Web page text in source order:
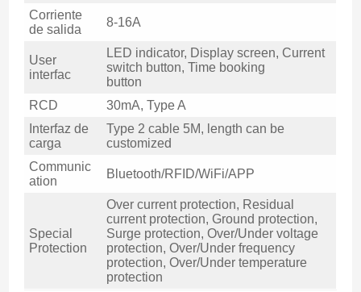
Corriente
de salida
8-16A
User
interfac
LED indicator, Display screen, Current
switch button, Time booking
button
RCD
30mA, Type A
Interfaz de
carga
Type 2 cable 5M, length can be
customized
Communic
ation
Bluetooth/RFID/WiFi/APP
Special
Protection
Over current protection, Residual
current protection, Ground protection,
Surge protection, Over/Under voltage
protection, Over/Under frequency
protection, Over/Under temperature
protection